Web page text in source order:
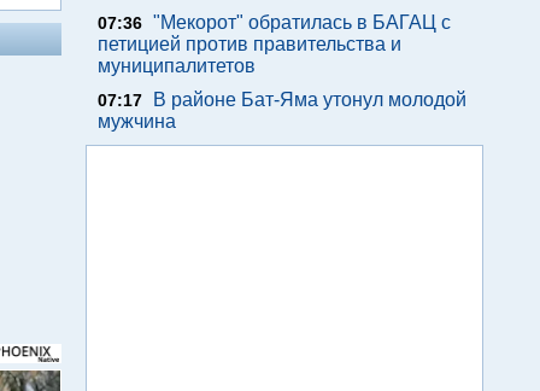
07:36 "Мекорот" обратилась в БАГАЦ с
петицией против правительства и
муниципалитетов
07:17
В районе Бат-Яма утонул молодой
мужчина